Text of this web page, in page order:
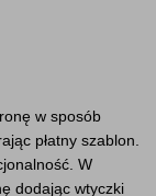
w sposób
płatny szablon.
W
dodając wtyczki